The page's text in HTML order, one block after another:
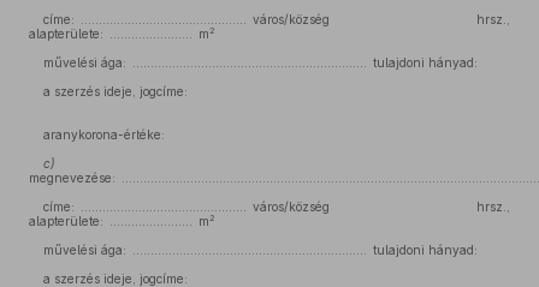
címe: .............................................. város/község hrsz.,
alapterülete: ....................... m 2
művelési ága: ................................................................. tulajdoni hányad:
a szerzés ideje, jogcíme:
aranykorona-értéke:
c)
megnevezése:
címe: .............................................. város/község hrsz.,
alapterülete: ....................... m 2
művelési ága: ................................................................. tulajdoni hányad:
a szerzés ideje, jogcíme: